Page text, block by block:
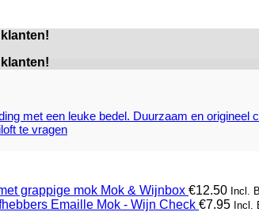
Mok & Wijnbox €12.50 Incl.
Emaille Mok - Wijn Check €7.95 Incl.